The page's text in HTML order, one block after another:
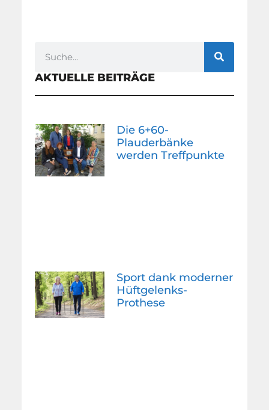
AKTUELLE BEITRÄGE
Die 6+60-
Plauderbänke
werden Treffpunkte
Sport dank moderner
Hüftgelenks-
Prothese